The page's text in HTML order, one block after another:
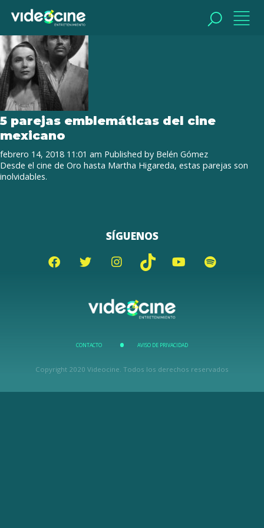
Tag Archive: La Chorreada
5 parejas emblemáticas del cine
mexicano
febrero 14, 2018 11:01 am Published by Belén Gómez
Desde el cine de Oro hasta Martha Higareda, estas parejas son
inolvidables.
SÍGUENOS
CONTACTO AVISO DE PRIVACIDAD
Copyright 2020 Videocine. Todos los derechos reservados